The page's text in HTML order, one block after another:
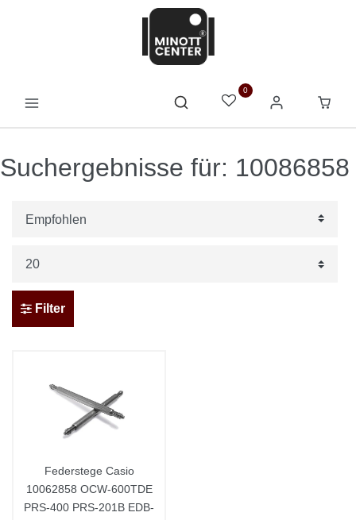
0
Suchergebnisse für: 10086858
Filter
Federstege Casio
10062858 OCW-600TDE
PRS-400 PRS-201B EDB-